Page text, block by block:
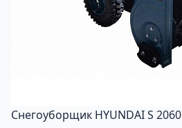
Снегоуборщик HYUNDAI S 2060